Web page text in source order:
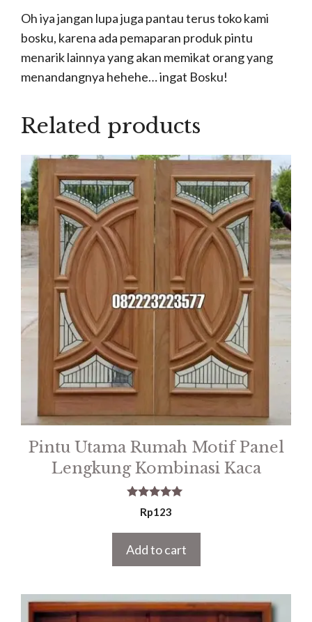
Oh iya jangan lupa juga pantau terus toko kami
bosku, karena ada pemaparan produk pintu
menarik lainnya yang akan memikat orang yang
menandangnya hehehe… ingat Bosku!
Related products
Pintu Utama Rumah Motif Panel
Lengkung Kombinasi Kaca
5.00
out of 5
Rp123
Add to cart